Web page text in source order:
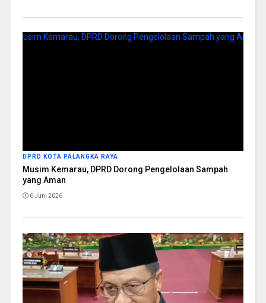
DPRD KOTA PALANGKA RAYA
Musim Kemarau, DPRD Dorong Pengelolaan Sampah
yang Aman
6 Juni 2026